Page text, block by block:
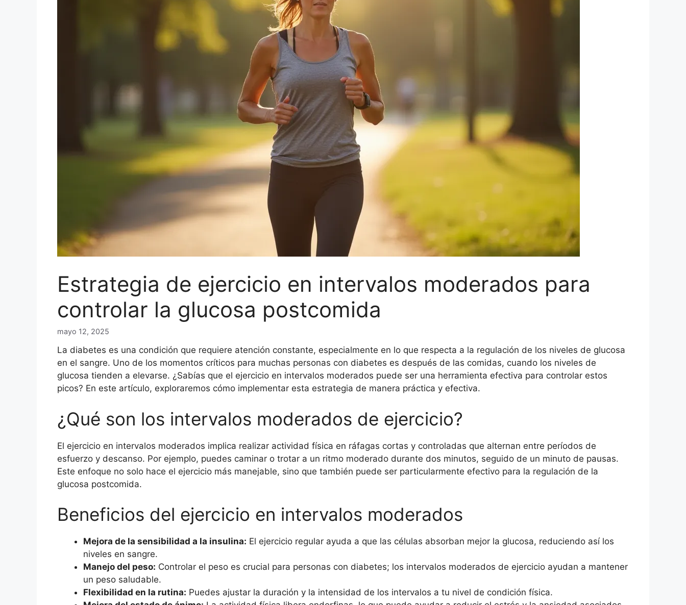
Estrategia de ejercicio en intervalos moderados para
controlar la glucosa postcomida
mayo 12, 2025
La diabetes es una condición que requiere atención constante, especialmente en lo que respecta a la regulación de los niveles de glucosa
en el sangre. Uno de los momentos críticos para muchas personas con diabetes es después de las comidas, cuando los niveles de
glucosa tienden a elevarse. ¿Sabías que el ejercicio en intervalos moderados puede ser una herramienta efectiva para controlar estos
picos? En este artículo, exploraremos cómo implementar esta estrategia de manera práctica y efectiva.
¿Qué son los intervalos moderados de ejercicio?
El ejercicio en intervalos moderados implica realizar actividad física en ráfagas cortas y controladas que alternan entre períodos de
esfuerzo y descanso. Por ejemplo, puedes caminar o trotar a un ritmo moderado durante dos minutos, seguido de un minuto de pausas.
Este enfoque no solo hace el ejercicio más manejable, sino que también puede ser particularmente efectivo para la regulación de la
glucosa postcomida.
Beneficios del ejercicio en intervalos moderados
Mejora de la sensibilidad a la insulina: El ejercicio regular ayuda a que las células absorban mejor la glucosa, reduciendo así los
niveles en sangre.
Manejo del peso: Controlar el peso es crucial para personas con diabetes; los intervalos moderados de ejercicio ayudan a mantener
un peso saludable.
Flexibilidad en la rutina: Puedes ajustar la duración y la intensidad de los intervalos a tu nivel de condición física.